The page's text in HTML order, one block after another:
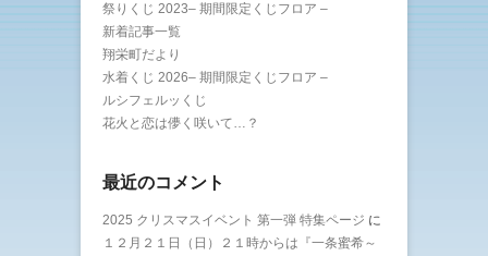
祭りくじ 2023– 期間限定くじフロア –
新着記事一覧
翔栄町だより
水着くじ 2026– 期間限定くじフロア –
ルシフェルッくじ
花火と恋は儚く咲いて…？
最近のコメント
2025 クリスマスイベント 第一弾 特集ページ に
１２月２１日（日）２１時からは『一条蜜希～